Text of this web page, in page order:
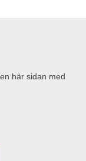
här sidan med